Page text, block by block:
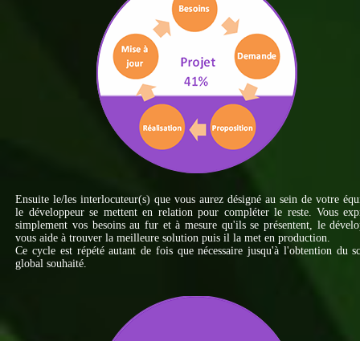
Ensuite le/les interlocuteur(s) que vous aurez désigné au sein de votre
le développeur se mettent en relation pour compléter le reste. Vous
simplement vos besoins au fur et à mesure qu'ils se présentent, le
vous aide à trouver la meilleure solution puis il la met en production.
Ce cycle est répété autant de fois que nécessaire jusqu'à l'obtention du
global souhaité.